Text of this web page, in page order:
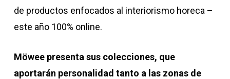
de productos enfocados al interiorismo horeca –
este año 100% online.
Möwee presenta sus colecciones, que
aportarán personalidad tanto a las zonas de